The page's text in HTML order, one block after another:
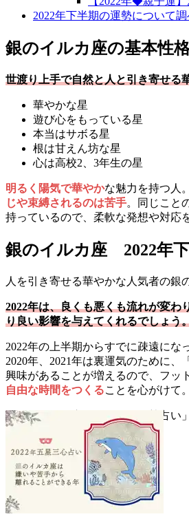
2022年下半期の運勢について調
銀のイルカ座の基本性
世渡り上手で自然と人と引き寄せる
華やかな星
遊び心をもっている星
本当はサボる星
根は甘えん坊な星
心は高校2、3年生の星
明るく陽気で華やかな魅力を持つ人
じや束縛されるのは苦手。同じこと
持っているので、柔軟な発想や対応
銀のイルカ座 2022年
人を引き寄せる華やかな人気者の銀
2022年は、良くも悪くも流れが変わ
り良い影響を与えてくれるでしょう
2022年の上半期からすでに疎遠にな
2020年、2021年は裏運気のために
興味があることが増えるので、フッ
自由な時間をつくることを心がけて
▼銀のイルカ座「2022年の運勢占い